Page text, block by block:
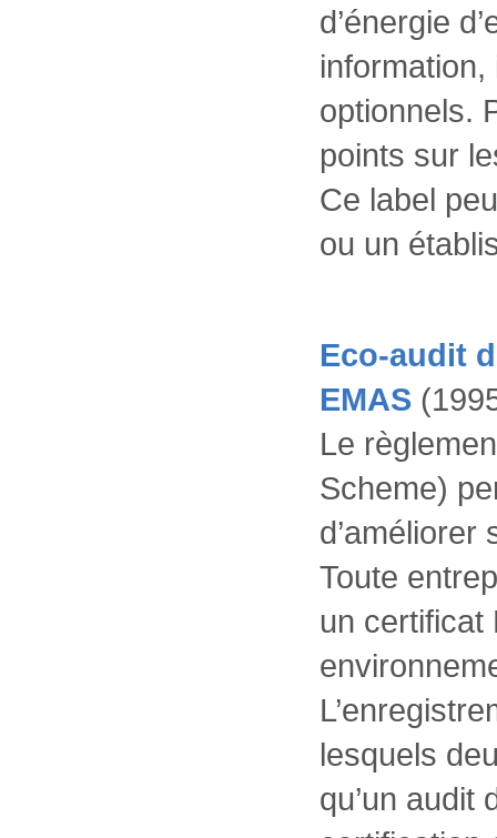
d’énergie
optionnels.
points sur
Ce label
ou un
Eco-audit
EMAS
Le
Scheme)
Toute
un certificat
lesquels
qu’un audit